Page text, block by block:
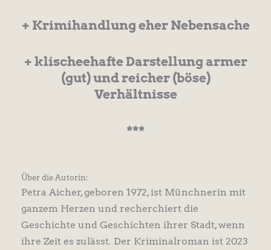
+ Krimihandlung eher Nebensache
+ klischeehafte Darstellung armer
(gut) und reicher (böse)
Verhältnisse
***
Über die Autorin:
Petra Aicher, geboren 1972, ist Münchnerin mit
ganzem Herzen und recherchiert die
Geschichte und Geschichten ihrer Stadt, wenn
ihre Zeit es zulässt. Der Kriminalroman ist 2023